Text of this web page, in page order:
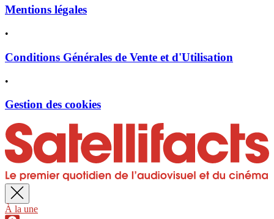
Mentions légales
•
Conditions Générales de Vente et d'Utilisation
•
Gestion des cookies
À la une